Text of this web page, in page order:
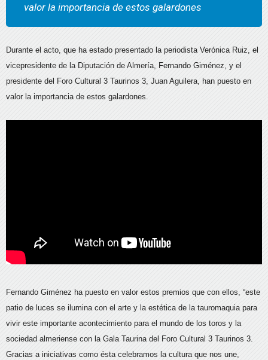
valor la importancia de estos galardones
Durante el acto, que ha estado presentado la periodista Verónica Ruiz, el
vicepresidente de la Diputación de Almería, Fernando Giménez, y el
presidente del Foro Cultural 3 Taurinos 3, Juan Aguilera, han puesto en
valor la importancia de estos galardones.
Fernando Giménez ha puesto en valor estos premios que con ellos, “este
patio de luces se ilumina con el arte y la estética de la tauromaquia para
vivir este importante acontecimiento para el mundo de los toros y la
sociedad almeriense con la Gala Taurina del Foro Cultural 3 Taurinos 3.
Gracias a iniciativas como ésta celebramos la cultura que nos une,